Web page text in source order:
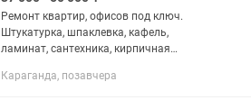
Ремонт квартир, офисов под ключ.
Штукатурка, шпаклевка, кафель,
ламинат, сантехника, кирпичная
договорная. После капитального
Караганда, позавчера